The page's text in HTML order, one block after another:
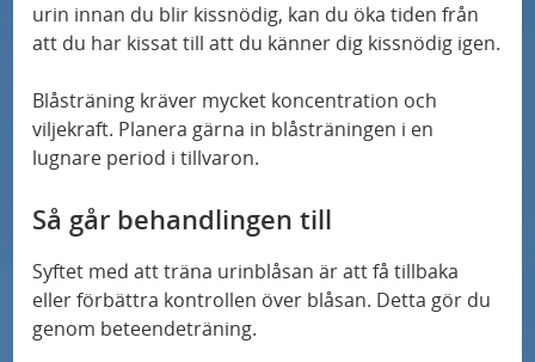
urin innan du blir kissnödig, kan du öka tiden från
att du har kissat till att du känner dig kissnödig igen.
Blåsträning kräver mycket koncentration och
viljekraft. Planera gärna in blåsträningen i en
lugnare period i tillvaron.
Så går behandlingen till
Syftet med att träna urinblåsan är att få tillbaka
eller förbättra kontrollen över blåsan. Detta gör du
genom beteendeträning.